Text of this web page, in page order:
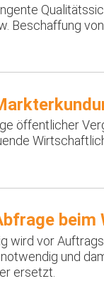
Beschaffung
öffentlicher
wird vor
und
ersetzt.